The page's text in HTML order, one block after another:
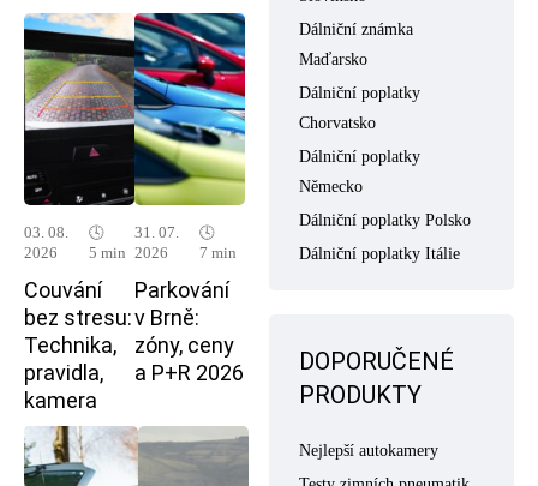
03. 08.
2026
🕓
5 min
Couvání
bez stresu:
Technika,
pravidla,
kamera
31. 07.
2026
🕓
7 min
Parkování
v Brně:
zóny, ceny
a P+R 2026
Dálniční známka
Maďarsko
Dálniční poplatky
Chorvatsko
Dálniční poplatky
Německo
Dálniční poplatky Polsko
Dálniční poplatky Itálie
DOPORUČENÉ
PRODUKTY
Nejlepší autokamery